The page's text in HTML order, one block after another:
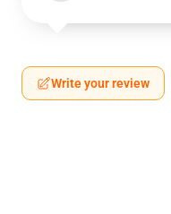
Write your review